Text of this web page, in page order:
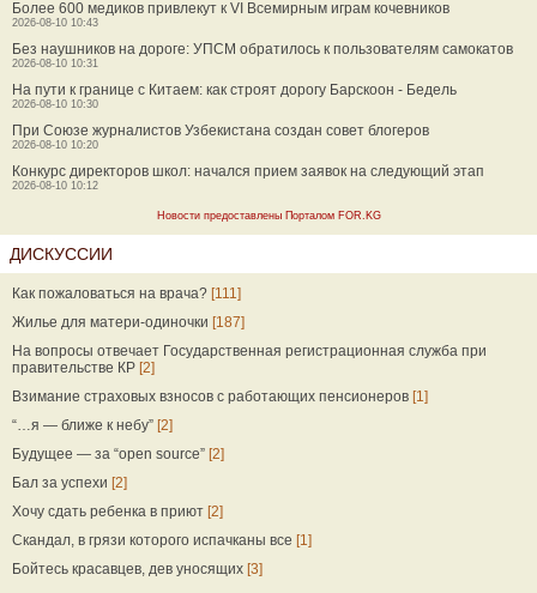
Более 600 медиков привлекут к VI Всемирным играм кочевников
2026-08-10 10:43
Без наушников на дороге: УПСМ обратилось к пользователям самокатов
2026-08-10 10:31
На пути к границе с Китаем: как строят дорогу Барскоон - Бедель
2026-08-10 10:30
При Союзе журналистов Узбекистана создан совет блогеров
2026-08-10 10:20
Конкурс директоров школ: начался прием заявок на следующий этап
2026-08-10 10:12
Новости предоставлены Порталом FOR.KG
ДИСКУССИИ
Как пожаловаться на врача? [111]
Жилье для матери-одиночки [187]
На вопросы отвечает Государственная регистрационная служба при
правительстве КР [2]
Взимание страховых взносов с работающих пенсионеров [1]
“…я — ближе к небу” [2]
Будущее — за “open source” [2]
Бал за успехи [2]
Хочу сдать ребенка в приют [2]
Скандал, в грязи которого испачканы все [1]
Бойтесь красавцев, дев уносящих [3]